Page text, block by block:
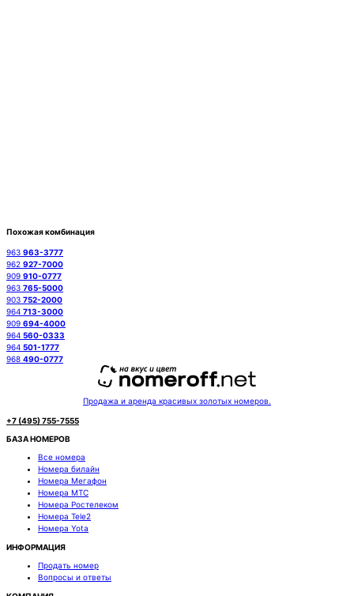
Похожая комбинация
963 963-3777
962 927-7000
909 910-0777
963 765-5000
903 752-2000
964 713-3000
909 694-4000
964 560-0333
964 501-1777
968 490-0777
Продажа и аренда красивых золотых номеров.
+7 (495) 755-7555
БАЗА НОМЕРОВ
Все номера
Номера билайн
Номера Мегафон
Номера МТС
Номера Ростелеком
Номера Tele2
Номера Yota
ИНФОРМАЦИЯ
Продать номер
Вопросы и ответы